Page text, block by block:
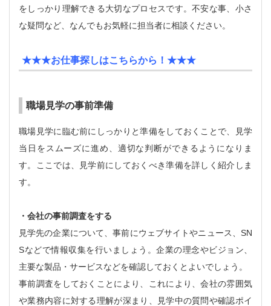
をしっかり理解できる大切なプロセスです。不安な事、小さ
な疑問など、なんでもお気軽に担当者に相談ください。
★★★お仕事探しはこちらから！★★★
職場見学の事前準備
職場見学に臨む前にしっかりと準備をしておくことで、見学
当日をスムーズに進め、適切な判断ができるようになりま
す。ここでは、見学前にしておくべき準備を詳しく紹介しま
す。
・会社の事前調査をする
見学先の企業について、事前にウェブサイトやニュース、SN
Sなどで情報収集を行いましょう。企業の理念やビジョン、
主要な製品・サービスなどを確認しておくとよいでしょう。
事前調査をしておくことにより、これにより、会社の雰囲気
や業務内容に対する理解が深まり、見学中の質問や確認ポイ